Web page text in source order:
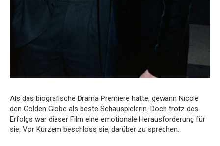
Als das biografische Drama Premiere hatte, gewann Nicole
den Golden Globe als beste Schauspielerin. Doch trotz des
Erfolgs war dieser Film eine emotionale Herausforderung für
sie. Vor Kurzem beschloss sie, darüber zu sprechen.